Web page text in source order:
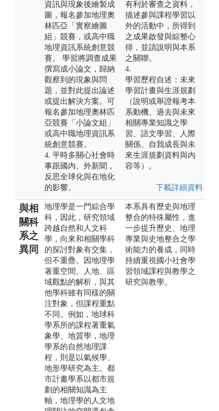
資訊與現象後繪製成
圖，報名參加地理奧
林匹亞「實察繪圖
組」競賽，或高中職
地理資訊系統創意競
賽。 學習將調查成果
撰寫成小論文，歸納
觀察到的現象與問
題，並對此提出論述
或提出解決方案。可
報名參加地理奧林匹
亞競賽「小論文組」
或高中職地理資訊系
統創意競賽。
4. 平時多關心社會時
事跟國內、外新聞，
反思全球化與在地化
的影響。
有利於審查之資料，
描述參與課程學習以
外的活動中，所得到
之成果啟發與綜整心
得，並請說明與本系
之關聯。
4.
學習歷程自述：未來
學習計畫與生涯規劃
（說明或舉證報考本
系動機、過去與未來
相關專業知識之學
習、語文學習、人際
關係、自我成長與未
來生涯規劃資料與內
容等）。
下載詳細資料
與相
關科
系之
異同
地理學是一門綜合學
科，因此，研究領域
跨越自然和人文科
學，向來和相關學科
的探討對象有交集，
但不重疊。因地理學
著重空間、人地、區
域觀點的解析，與其
他學科雖有同樣的關
注對象，但課程重點
不同。例如，地球科
學系所的課程著重氣
象學、地質學，地理
學系的自然地理課
程，則是以氣候學、
地形學研究為主。都
市計畫學系以都市規
劃的相關知識為主
軸，地理學的人文地
本系具有歷史與地理
整合的特殊屬性，進
一步提升歷史、地理
專業與史地整合之學
術能力的養成，同時
持續重視國小社會學
習領域課程與教學之
研究與教學。